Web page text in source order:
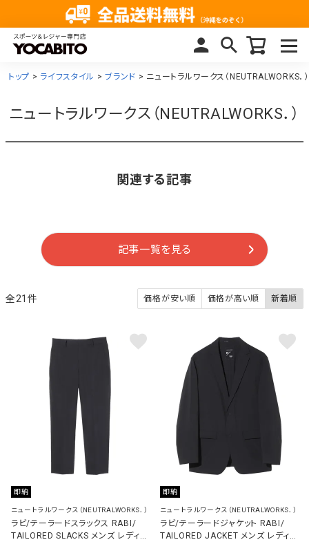
トップ ライフスタイル ブランド ニュートラルワークス（NEUTRALWORKS．）
ニュートラルワークス（NEUTRALWORKS．）
関連する記事
記事一覧を見る
価格が安い順 価格が高い順 新着順
21
即納
ニュートラルワークス（NEUTRALWORKS．）
ラビ/テーラードスラックス RABI/
TAILORED SLACKS メンズ レディー
即納
ニュートラルワークス（NEUTRALWORKS．）
ラビ/テーラードジャケット RABI/
TAILORED JACKET メンズ レディ